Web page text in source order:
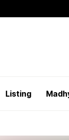
Listing